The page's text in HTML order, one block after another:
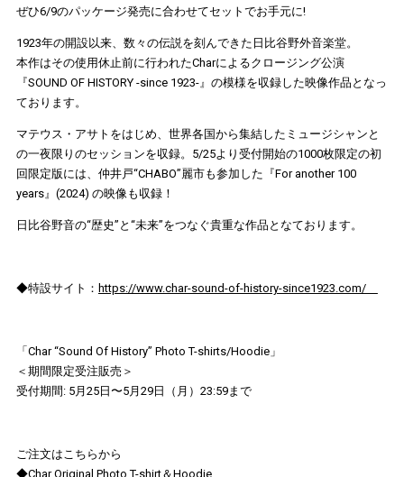
ぜひ6/9のパッケージ発売に合わせてセットでお手元に!
1923年の開設以来、数々の伝説を刻んできた日比谷野外音楽堂。
本作はその使用休止前に行われたCharによるクロージング公演
『SOUND OF HISTORY -since 1923-』の模様を収録した映像作品となっ
ております。
マテウス・アサトをはじめ、世界各国から集結したミュージシャンと
の一夜限りのセッションを収録。5/25より受付開始の1000枚限定の初
回限定版には、仲井戸“CHABO”麗市も参加した『For another 100
years』(2024) の映像も収録！
日比谷野音の“歴史”と“未来”をつなぐ貴重な作品となております。
◆特設サイト： https://www.char-sound-of-history-since1923.com/
「Char “Sound Of History” Photo T-shirts/Hoodie」
＜期間限定受注販売＞
受付期間: 5月25日〜5月29日（月）23:59まで
ご注文はこちらから
◆Char Original Photo T-shirt＆Hoodie